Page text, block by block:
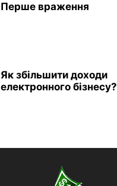
Перше враження
Як збільшити доходи
електронного бізнесу?